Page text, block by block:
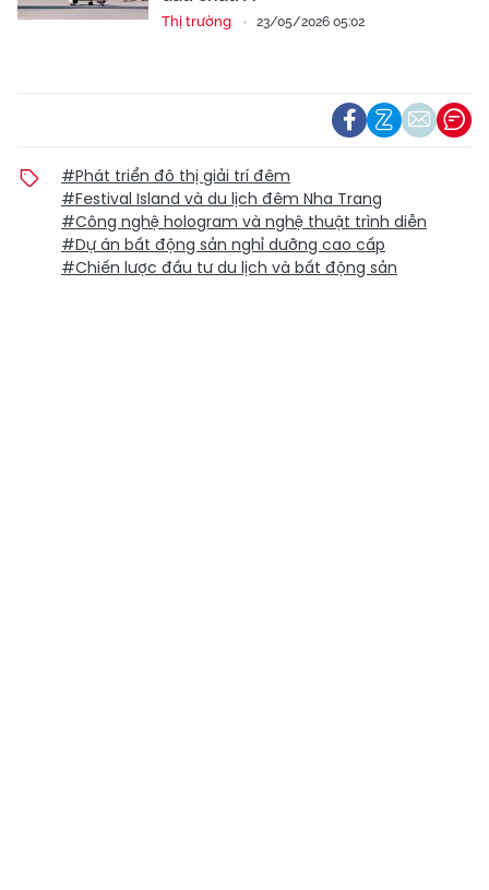
Thị trường 23/05/2026 05:02
#Phát triển đô thị giải trí đêm
#Festival Island và du lịch đêm Nha Trang
#Công nghệ hologram và nghệ thuật trình diễn
#Dự án bất động sản nghỉ dưỡng cao cấp
#Chiến lược đầu tư du lịch và bất động sản